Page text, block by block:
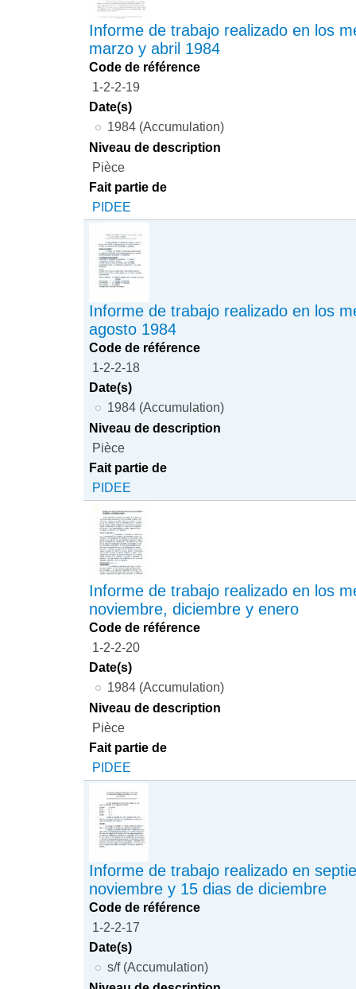
Informe de trabajo realizado en los
marzo y abril 1984
Code de référence
1-2-2-19
Date(s)
1984 (Accumulation)
Niveau de description
Pièce
Fait partie de
PIDEE
Informe de trabajo realizado en los
agosto 1984
Code de référence
1-2-2-18
Date(s)
1984 (Accumulation)
Niveau de description
Pièce
Fait partie de
PIDEE
Informe de trabajo realizado en los
noviembre, diciembre y enero
Code de référence
1-2-2-20
Date(s)
1984 (Accumulation)
Niveau de description
Pièce
Fait partie de
PIDEE
Informe de trabajo realizado en
noviembre y 15 dias de diciembre
Code de référence
1-2-2-17
Date(s)
s/f (Accumulation)